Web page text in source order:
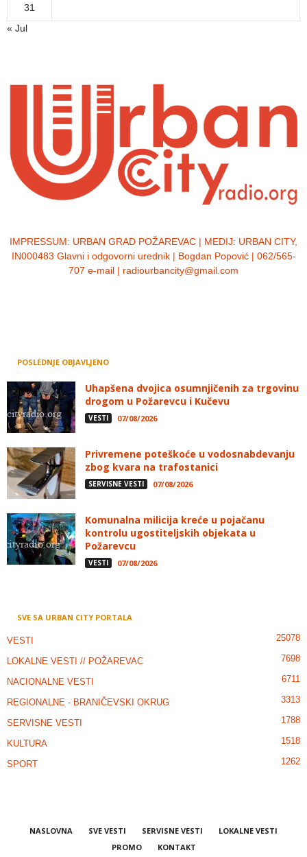
31
« Jul
IMPRESSUM: URBAN GRAD POŽAREVAC | MEDIJ: URBAN CITY,
IN000483 Glavni i odgovorni urednik | Bogdan Popović | 062/565-
707 e-mail | radiourbancity@gmail.com
POSLEDNJE OBJAVLJENO
Uhapšena dvojica osumnjičenih za trgovinu
drogom u Požarevcu i Kučevu
VESTI 07/08/2026
Privremene poteškoće u vodosnabdevanju
zbog kvara na trafostanici
SERVISNE VESTI 07/08/2026
Komunalna milicija kreće u pojačanu
kontrolu ugostiteljskih objekata u
Požarevcu
VESTI 07/08/2026
SVE SA URBAN CITY PORTALA
VESTI 25078
LOKALNE VESTI // POŽAREVAC 7698
NACIONALNE VESTI 6711
REGIONALNE - BRANIČEVSKI OKRUG 3313
SERVISNE VESTI 1788
KULTURA 1518
SPORT 1262
NASLOVNA SVE VESTI SERVISNE VESTI
LOKALNE VESTI
PROMO
KONTAKT